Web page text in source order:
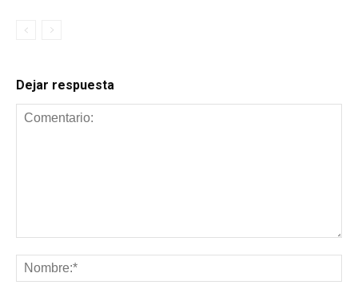
Dejar respuesta